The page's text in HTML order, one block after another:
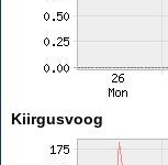
Kiirgusvoog